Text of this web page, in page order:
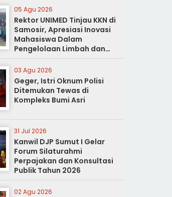
05 Agu 2026
Rektor UNIMED Tinjau KKN di
Samosir, Apresiasi Inovasi
Mahasiswa Dalam
Pengelolaan Limbah dan
Pertanian Ramah Lingkungan
03 Agu 2026
Geger, Istri Oknum Polisi
Ditemukan Tewas di
Kompleks Bumi Asri
31 Jul 2026
Kanwil DJP Sumut I Gelar
Forum Silaturahmi
Perpajakan dan Konsultasi
Publik Tahun 2026
02 Agu 2026